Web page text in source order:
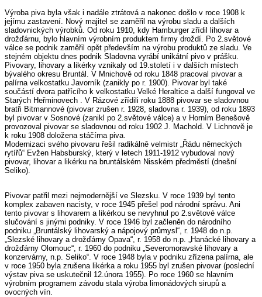
Výroba piva byla však i nadále ztrátová a nakonec došlo v roce 1908 k
jejímu zastavení. Nový majitel se zaměřil na výrobu sladu a dalších
sladovnických výrobků. Od roku 1910, kdy Hamburger zřídil lihovar a
drožďárnu, bylo hlavním výrobním produktem firmy droždí. Po 2.světové
válce se podnik zaměřil opět především na výrobu produktů ze sladu. Ve
stejném objektu dnes podnik Sladovna vyrábí unikátní pivo v prášku.
Pivovary, lihovary a likérky vznikaly od 19.století i v dalších místech
bývalého okresu Bruntál. V Mnichově od roku 1848 pracoval pivovar a
palírna velkostatku Javorník (zanikly po r. 1900). Pivovar byl také
součástí dvora patřícího k velkostatku Velké Heraltice a další fungoval ve
Starých Heřminovech . V Rázové zřídili roku 1888 pivovar se sladovnou
bratři Bitmannové (pivovar zrušen r. 1928, sladovna r. 1939), od roku 1893
byl pivovar v Sosnové (zanikl po 2.světové válce) a v Horním Benešově
provozoval pivovar se sladovnou od roku 1902 J. Machold. V Lichnově je
k roku 1908 doložena stáčírna piva.
Modernizaci svého pivovaru řešil radikálně velmistr „Řádu německých
rytířů“ Evžen Habsburský, který v letech 1911-1912 vybudoval nový
pivovar, lihovar a likérku na bruntálském Nisském předměstí (dnešní
Seliko).
Pivovar patřil mezi nejmodernější ve Slezsku. V roce 1939 byl tento
komplex zabaven nacisty, v roce 1945 přešel pod národní správu. Ani
tento pivovar s lihovarem a likérkou se nevyhnul po 2.světové válce
slučování s jinými podniky. V roce 1946 byl začleněn do národního
podniku „Bruntálský lihovarský a nápojový průmysl“, r. 1948 do n.p.
„Slezské lihovary a drožďárny Opava“, r. 1958 do n.p. „Hanácké lihovary a
drožďárny Olomouc“, r. 1960 do podniku „Severomoravské lihovary a
konzervárny, n.p. Seliko“. V roce 1948 byla v podniku zřízena palírna, ale
v roce 1950 byla zrušena likérka a roku 1955 byl zrušen pivovar (poslední
výstav piva se uskutečnil 12.února 1955). Po roce 1960 se hlavním
výrobním programem závodu stala výroba limonádových sirupů a
ovocných vín.